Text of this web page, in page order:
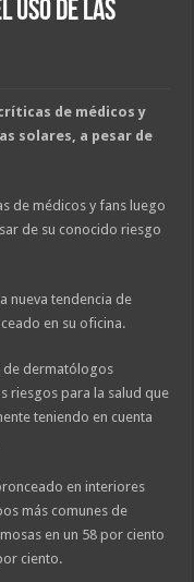
uso de las
de médicos y
solares, a pesar de
de médicos y fans luego
de su conocido riesgo
nueva tendencia de
en su oficina.
de dermatólogos
riesgos para la salud que
teniendo en cuenta
en interiores
más comunes de
en un 58 por ciento
ciento.